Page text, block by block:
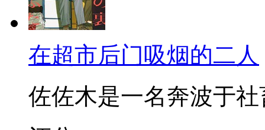
在超市后门吸烟的二人
佐佐木是一名奔波于社